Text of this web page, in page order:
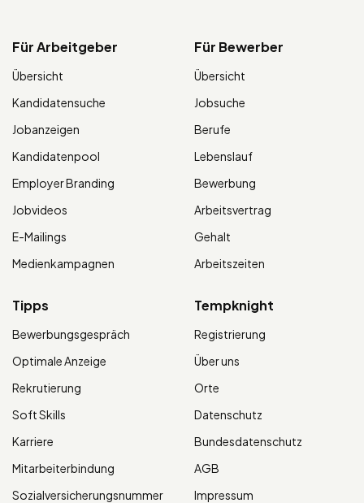
Für Arbeitgeber
Übersicht
Kandidatensuche
Jobanzeigen
Kandidatenpool
Employer Branding
Jobvideos
E-Mailings
Medienkampagnen
Für Bewerber
Übersicht
Jobsuche
Berufe
Lebenslauf
Bewerbung
Arbeitsvertrag
Gehalt
Arbeitszeiten
Tipps
Bewerbungsgespräch
Optimale Anzeige
Rekrutierung
Soft Skills
Karriere
Mitarbeiterbindung
Sozialversicherungsnummer
Tempknight
Registrierung
Über uns
Orte
Datenschutz
Bundesdatenschutz
AGB
Impressum